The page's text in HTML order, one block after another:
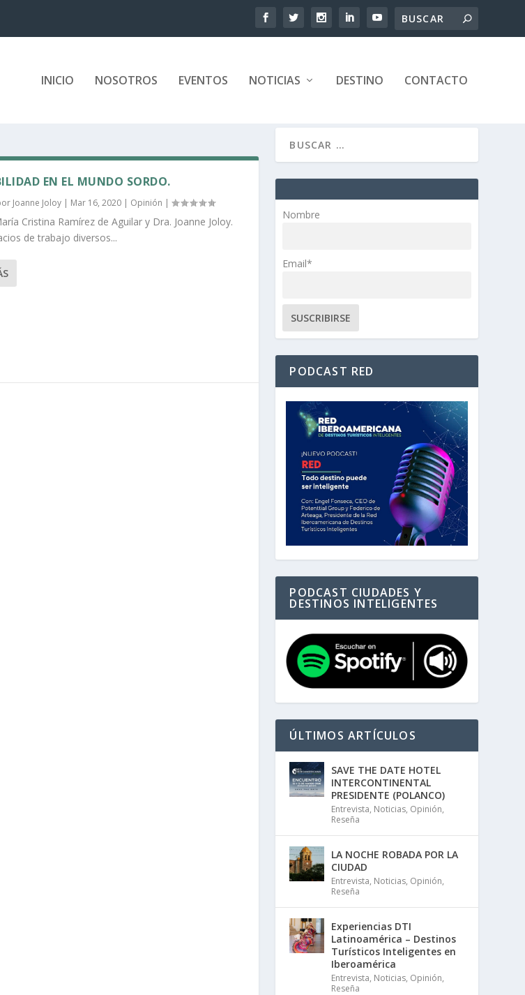
INICIO NOSOTROS EVENTOS NOTICIAS DESTINO CONTACTO
EN EL MUNDO SORDO.
Joanne Joloy| Mar 16, 2020| Opinión |
Cristina Ramírez de Aguilar y Dra. Joanne Joloy.
de trabajo diversos...
Nombre
Email*
PODCAST RED
PODCAST CIUDADES Y
DESTINOS INTELIGENTES
ÚLTIMOS ARTÍCULOS
SAVE THE DATE HOTEL
INTERCONTINENTAL
PRESIDENTE (POLANCO)
Entrevista, Noticias, Opinión,
Reseña
LA NOCHE ROBADA POR LA
CIUDAD
Entrevista, Noticias, Opinión,
Reseña
Experiencias DTI
Latinoamérica – Destinos
Turísticos Inteligentes en
Iberoamérica
Entrevista, Noticias, Opinión,
Reseña